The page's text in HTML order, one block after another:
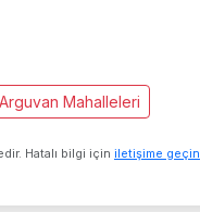
Arguvan Mahalleleri
Hatalı bilgi için iletişime geçin